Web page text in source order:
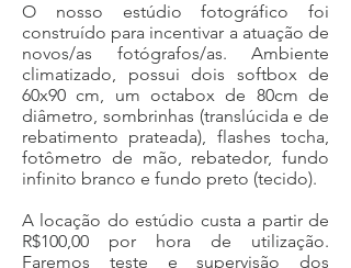
O nosso estúdio fotográfico foi
construído para incentivar a atuação de
novos/as fotógrafos/as. Ambiente
climatizado, possui dois softbox de
60x90 cm, um octabox de 80cm de
diâmetro, sombrinhas (translúcida e de
rebatimento prateada), flashes tocha,
fotômetro de mão, rebatedor, fundo
infinito branco e fundo preto (tecido).
A locação do estúdio custa a partir de
R$100,00 por hora de utilização.
Faremos teste e supervisão dos